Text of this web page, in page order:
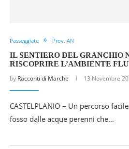
Passeggiate Prov. AN
IL SENTIERO DEL GRANCHIO
RISCOPRIRE L’AMBIENTE
by Racconti di Marche 13 Novembre
CASTELPLANIO – Un percorso
fosso dalle acque perenni che…